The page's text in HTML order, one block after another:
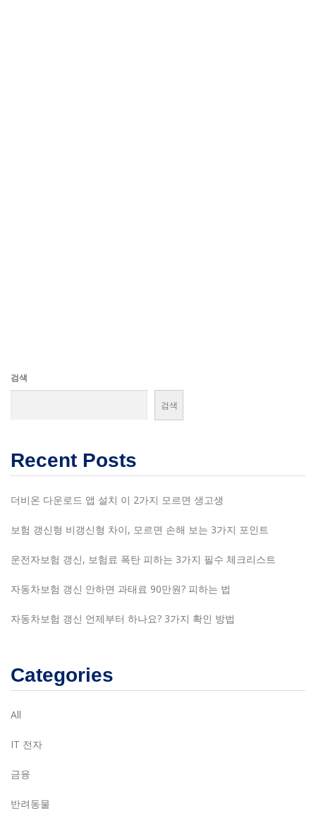
검색
검색
Recent Posts
더비온 다운로드 앱 설치 이 2가지 모르면 생고생
보험 갱신형 비갱신형 차이, 모르면 손해 보는 3가지 포인트
운전자보험 갱신, 보험료 폭탄 피하는 3가지 필수 체크리스트
자동차보험 갱신 안하면 과태료 90만원? 피하는 법
자동차보험 갱신 언제부터 하나요? 3가지 확인 방법
Categories
All
IT 전자
금융
반려동물